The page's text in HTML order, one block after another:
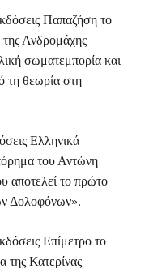
Παπαζήση το
της Ανδρομάχης
σωματεμπορία και
τη θεωρία στη
Ελληνικά
του Αντώνη
αποτελεί το πρώτο
Δολοφόνων».
Επίμετρο το
της Κατερίνας